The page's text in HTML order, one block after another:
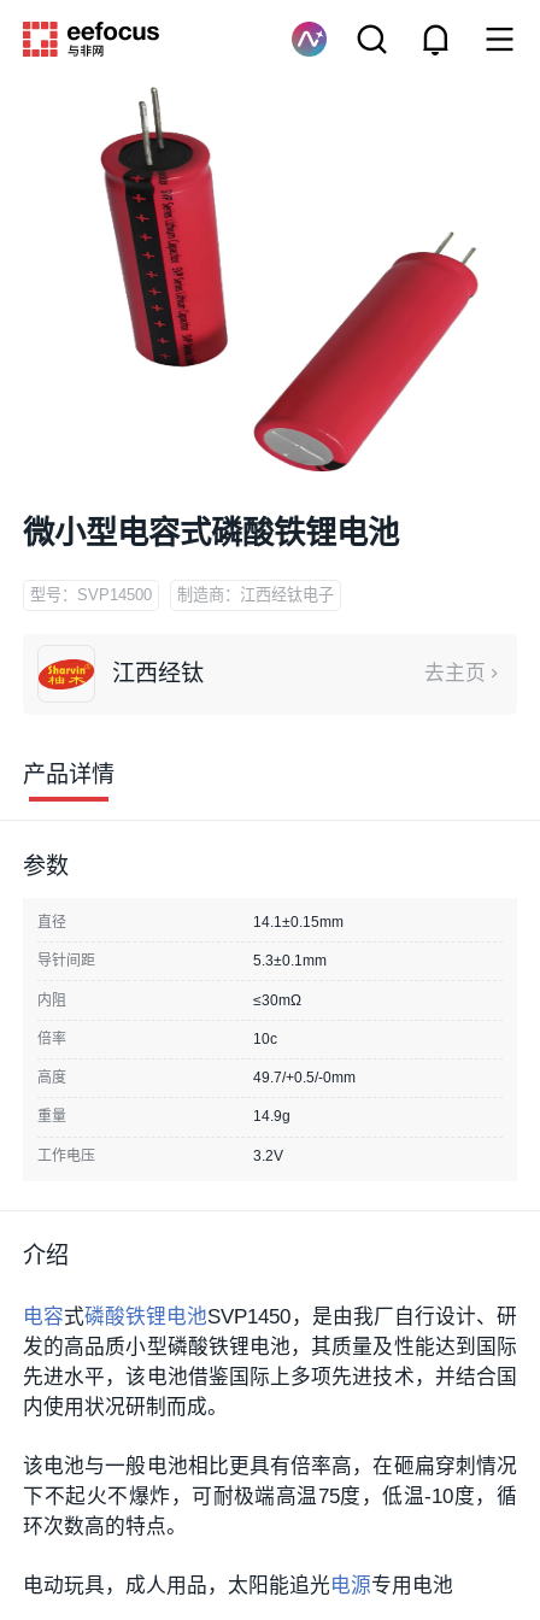
微小型电容式磷酸铁锂电池
型号：SVP14500 制造商：江西经钛电子
江西经钛 去主页
产品详情
参数
直径 14.1±0.15mm
导针间距 5.3±0.1mm
内阻 ≤30mΩ
倍率 10c
高度 49.7/+0.5/-0mm
重量 14.9g
工作电压 3.2V
介绍
电容式磷酸铁锂电池SVP1450，是由我厂自行设计、研
发的高品质小型磷酸铁锂电池，其质量及性能达到国际
先进水平，该电池借鉴国际上多项先进技术，并结合国
内使用状况研制而成。
该电池与一般电池相比更具有倍率高，在砸扁穿刺情况
下不起火不爆炸，可耐极端高温75度，低温-10度，循
环次数高的特点。
电动玩具，成人用品，太阳能追光电源专用电池